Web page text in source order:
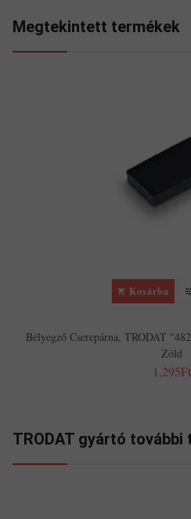
Megtekintett termékek
Kosárba
Bélyegző Cserepárna, TRODAT
Zöld
1,295Ft
TRODAT gyártó további